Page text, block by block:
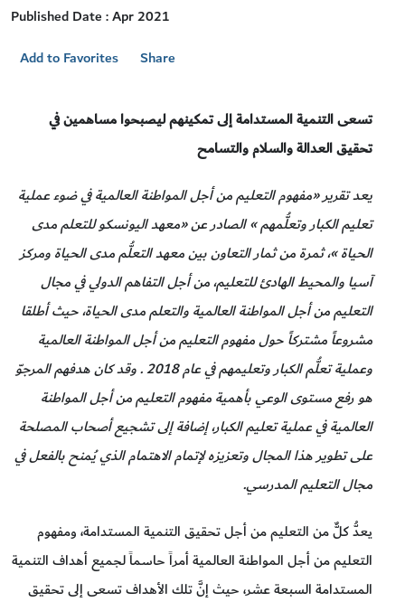
Published Date : Apr 2021
Add to Favorites
Share
تسعى التنمية المستدامة إلى تمكينهم ليصبحوا مساهمين في
تحقيق العدالة والسلام والتسامح
يعد تقرير «مفهوم التعليم من أجل المواطنة العالمية في ضوء عملية
تعليم الكبار وتعلُّمهم » الصادر عن «معهد اليونسكو للتعلم مدى
الحياة »، ثمرة من ثمار التعاون بين معهد التعلُّم مدى الحياة ومركز
آسيا والمحيط الهادئ للتعليم، من أجل التفاهم الدولي في مجال
التعليم من أجل المواطنة العالمية والتعلم مدى الحياة، حيث أطلقا
مشروعاً مشتركاً حول مفهوم التعليم من أجل المواطنة العالمية
وعملية تعلُّم الكبار وتعليمهم في عام 2018 . وقد كان هدفهم المرجوّ
هو رفع مستوى الوعي بأهمية مفهوم التعليم من أجل المواطنة
العالمية في عملية تعليم الكبار، إضافة إلى تشجيع أصحاب المصلحة
على تطوير هذا المجال وتعزيزه لإتمام الاهتمام الذي يُمنح بالفعل في
مجال التعليم المدرسي.
يعدُّ كلٌّ من التعليم من أجل تحقيق التنمية المستدامة، ومفهوم
التعليم من أجل المواطنة العالمية أمراً حاسماً لجميع أهداف التنمية
المستدامة السبعة عشر، حيث إنَّ تلك الأهداف تسعى إلى تحقيق